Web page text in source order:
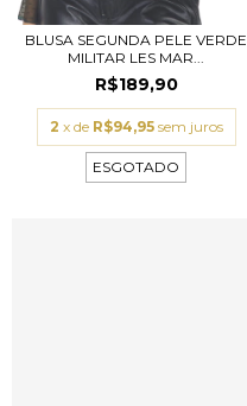
BLUSA SEGUNDA PELE VERDE
MILITAR LES MAR...
R$189,90
2 x de R$94,95 sem juros
ESGOTADO